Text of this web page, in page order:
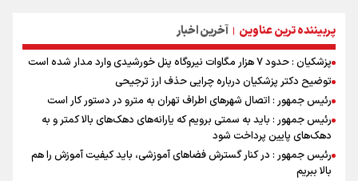
پربیننده ترین عناوین | آخرین اخبار
پزشکیان : حدود ۷ هزار مگاوات نیروگاه پنل خورشیدی وارد مدار شده است
توضیح دکتر پزشکیان درباره چرایی حذف ارز ترجیحی
رئیس جمهور : اتصال شهرهای اطراف تهران به مترو در دستور کار است
رئیس جمهور : باید به سمتی برویم که یارانه‌های دهک‌های بالا کمتر و به
دهک‌های پایین پرداخت شود
رئیس جمهور : در کنار گسترش فضاهای آموزشی، باید کیفیت آموزش را هم
بالا ببریم